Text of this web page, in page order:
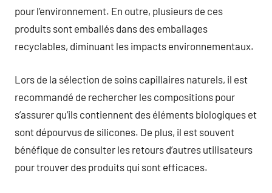
pour l’environnement. En outre, plusieurs de ces
produits sont emballés dans des emballages
recyclables, diminuant les impacts environnementaux.
Lors de la sélection de soins capillaires naturels, il est
recommandé de rechercher les compositions pour
s’assurer qu’ils contiennent des éléments biologiques et
sont dépourvus de silicones. De plus, il est souvent
bénéfique de consulter les retours d’autres utilisateurs
pour trouver des produits qui sont efficaces.